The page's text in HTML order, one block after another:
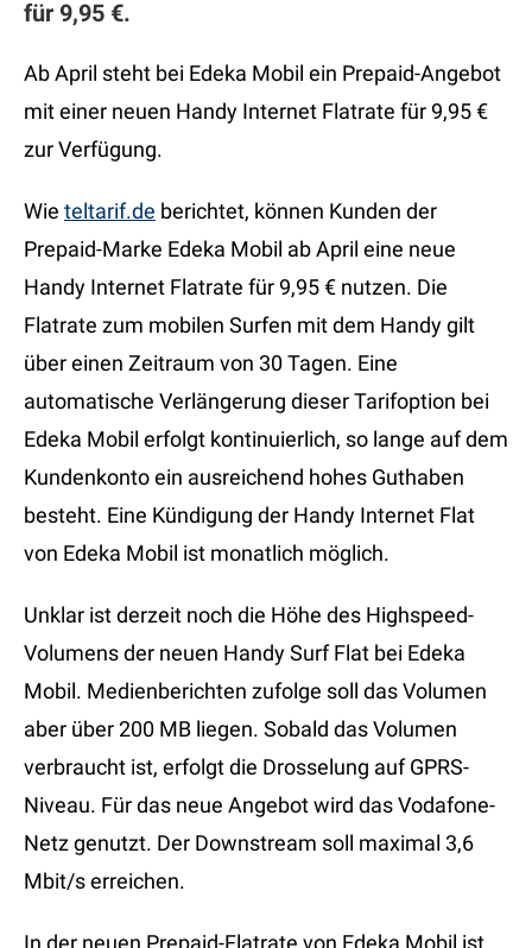
für 9,95 €.
Ab April steht bei Edeka Mobil ein Prepaid-Angebot
mit einer neuen Handy Internet Flatrate für 9,95 €
zur Verfügung.
Wie teltarif.de berichtet, können Kunden der
Prepaid-Marke Edeka Mobil ab April eine neue
Handy Internet Flatrate für 9,95 € nutzen. Die
Flatrate zum mobilen Surfen mit dem Handy gilt
über einen Zeitraum von 30 Tagen. Eine
automatische Verlängerung dieser Tarifoption bei
Edeka Mobil erfolgt kontinuierlich, so lange auf dem
Kundenkonto ein ausreichend hohes Guthaben
besteht. Eine Kündigung der Handy Internet Flat
von Edeka Mobil ist monatlich möglich.
Unklar ist derzeit noch die Höhe des Highspeed-
Volumens der neuen Handy Surf Flat bei Edeka
Mobil. Medienberichten zufolge soll das Volumen
aber über 200 MB liegen. Sobald das Volumen
verbraucht ist, erfolgt die Drosselung auf GPRS-
Niveau. Für das neue Angebot wird das Vodafone-
Netz genutzt. Der Downstream soll maximal 3,6
Mbit/s erreichen.
In der neuen Prepaid-Flatrate von Edeka Mobil ist